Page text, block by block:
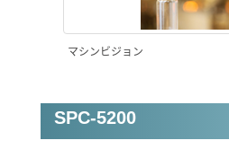
マシンビジョン
SPC-5200